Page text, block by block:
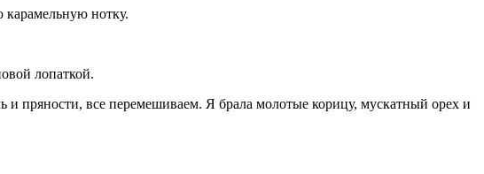
нотку.
лопаткой.
пряности, все перемешиваем. Я брала молотые корицу, мускатный орех и